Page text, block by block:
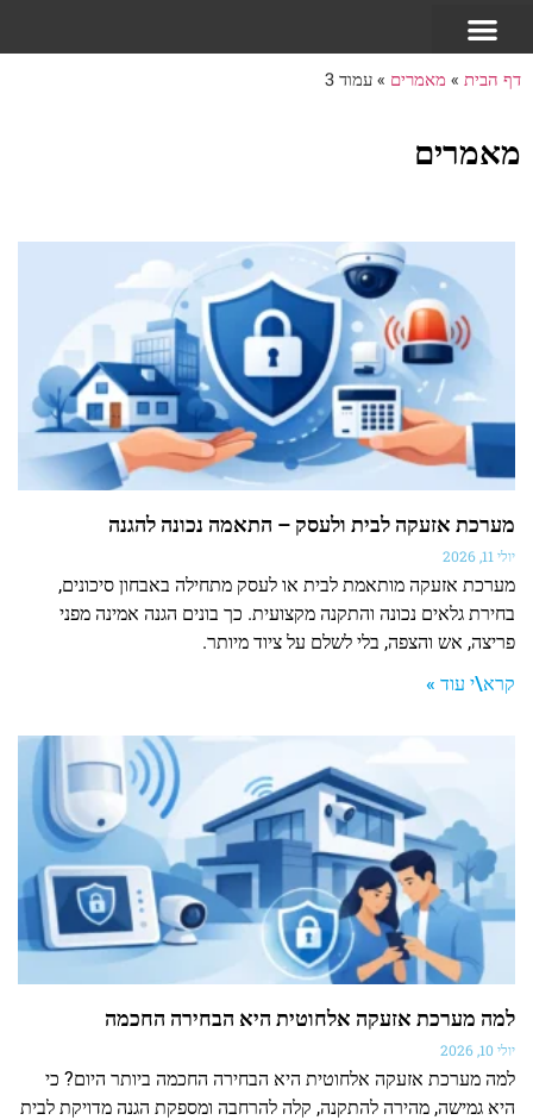
דף הבית » מאמרים » עמוד 3
מאמרים
מערכת אזעקה לבית ולעסק – התאמה נכונה להגנה
יולי 11, 2026
מערכת אזעקה מותאמת לבית או לעסק מתחילה באבחון סיכונים,
בחירת גלאים נכונה והתקנה מקצועית. כך בונים הגנה אמינה מפני
פריצה, אש והצפה, בלי לשלם על ציוד מיותר.
קרא\י עוד »
למה מערכת אזעקה אלחוטית היא הבחירה החכמה
יולי 10, 2026
למה מערכת אזעקה אלחוטית היא הבחירה החכמה ביותר היום? כי
היא גמישה, מהירה להתקנה, קלה להרחבה ומספקת הגנה מדויקת לבית